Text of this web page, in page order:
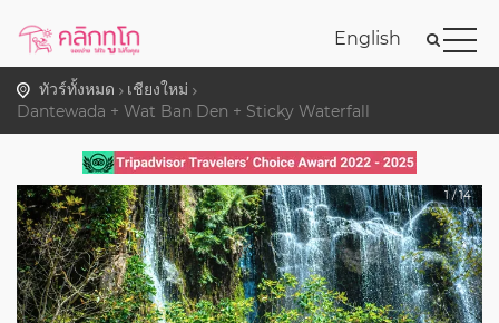
English
ทัวร์ทั้งหมด
เชียงใหม่
Dantewada + Wat Ban Den + Sticky Waterfall
1/14